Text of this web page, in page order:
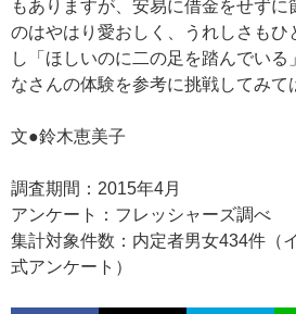
もありますが、安易に借金をせずに
のはやはり愛おしく、うれしさもひ
し「ほしいのに二の足を踏んでいる
なさんの体験を参考に挑戦してみて
文●鈴木恵美子
調査期間：2015年4月
アンケート：フレッシャーズ調べ
集計対象件数：内定者男女434件（
式アンケート）